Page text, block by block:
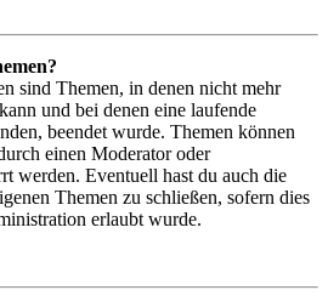
sind Themen, in denen nicht mehr
und bei denen eine laufende
beendet wurde. Themen können
einen Moderator oder
werden. Eventuell hast du auch die
Themen zu schließen, sofern dies
erlaubt wurde.